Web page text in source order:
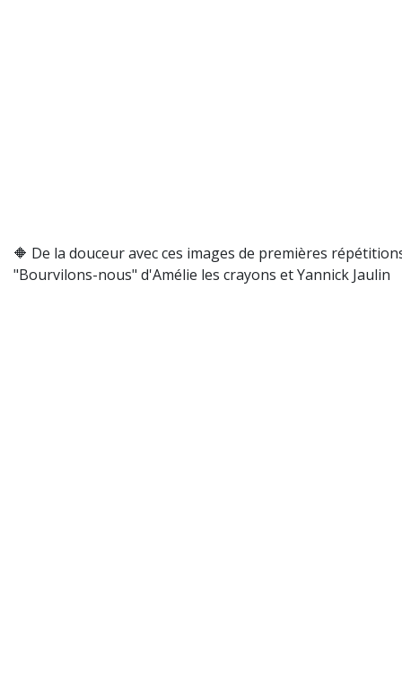
🔶 De la douceur avec ces images de premières
"Bourvilons-nous" d'Amélie les crayons et Yannick Jaulin